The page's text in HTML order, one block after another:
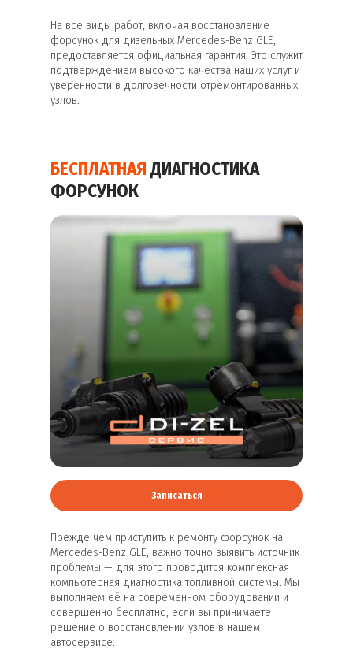
На все виды работ, включая восстановление
форсунок для дизельных Mercedes-Benz GLE,
предоставляется официальная гарантия. Это служит
подтверждением высокого качества наших услуг и
уверенности в долговечности отремонтированных
узлов.
Прежде чем приступить к ремонту форсунок на
Mercedes-Benz GLE, важно точно выявить источник
проблемы — для этого проводится комплексная
компьютерная диагностика топливной системы. Мы
выполняем её на современном оборудовании и
совершенно бесплатно, если вы принимаете
решение о восстановлении узлов в нашем
автосервисе.
БЕСПЛАТНАЯ ДИАГНОСТИКА
ФОРСУНОК
Записаться